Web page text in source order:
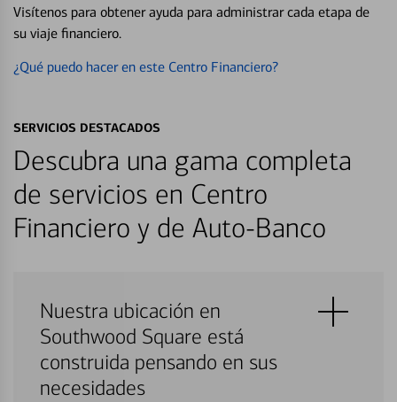
Visítenos para obtener ayuda para administrar cada etapa de
su viaje financiero.
¿Qué puedo hacer en este Centro Financiero?
SERVICIOS DESTACADOS
Descubra una gama completa
de servicios en Centro
Financiero y de Auto-Banco
Nuestra ubicación en
Southwood Square está
construida pensando en sus
necesidades